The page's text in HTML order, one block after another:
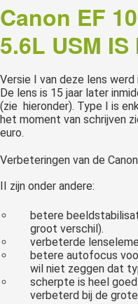
Canon EF
5.6L USM IS
Versie I van deze lens
De lens is 15 jaar later
(zie hieronder). Type I is
het moment van schrijven
euro.
Verbeteringen van de
II zijn onder andere:
betere
groot verschil).
verbeterde
betere autofocus
wil niet zeggen dat
scherpte is heel
verbeterd bij de